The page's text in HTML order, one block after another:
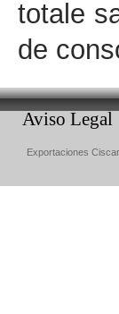
totale
de
Aviso Legal
Exportaciones